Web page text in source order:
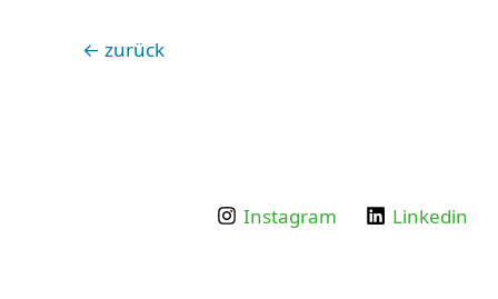
← zurück
Instagram Linkedin